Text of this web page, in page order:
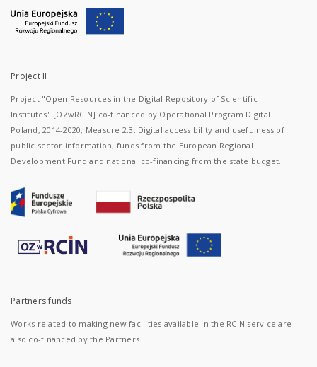
Project II
Project "Open Resources in the Digital Repository of Scientific
Institutes" [OZwRCIN] co-financed by Operational Program Digital
Poland, 2014-2020, Measure 2.3: Digital accessibility and usefulness of
public sector information; funds from the European Regional
Development Fund and national co-financing from the state budget.
Partners funds
Works related to making new facilities available in the RCIN service are
also co-financed by the Partners.